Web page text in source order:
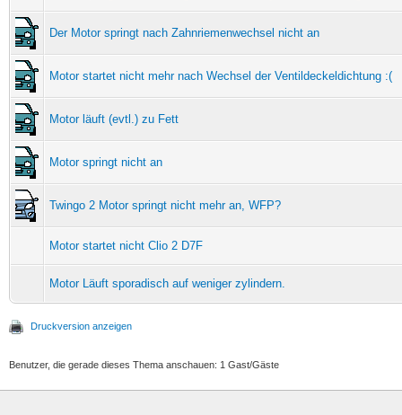
Der Motor springt nach Zahnriemenwechsel nicht an
Motor startet nicht mehr nach Wechsel der Ventildeckeldichtung :(
Motor läuft (evtl.) zu Fett
Motor springt nicht an
Twingo 2 Motor springt nicht mehr an, WFP?
Motor startet nicht Clio 2 D7F
Motor Läuft sporadisch auf weniger zylindern.
Druckversion anzeigen
Benutzer, die gerade dieses Thema anschauen: 1 Gast/Gäste